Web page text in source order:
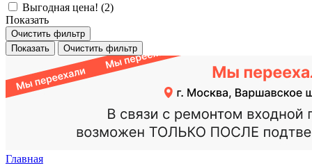
Выгодная цена! (2)
Показать
Очистить фильтр
Показать
Очистить фильтр
Главная